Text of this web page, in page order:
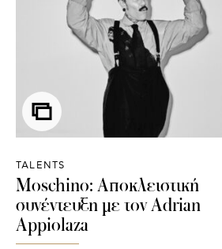
TALENTS
Moschino: Αποκλειστική
συνέντευξη με τον Adrian
Appiolaza